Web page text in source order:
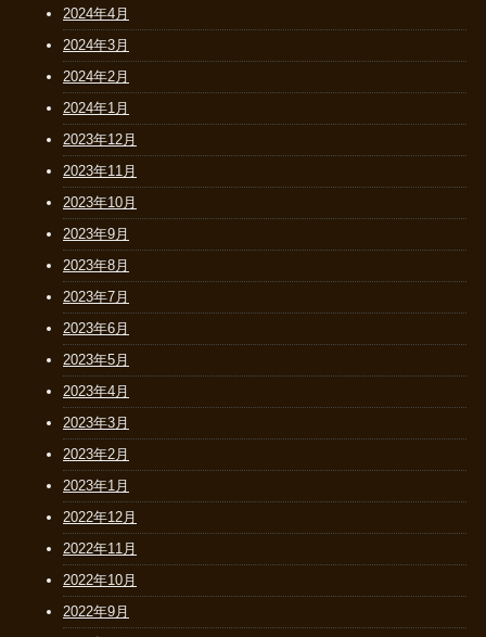
2024年4月
2024年3月
2024年2月
2024年1月
2023年12月
2023年11月
2023年10月
2023年9月
2023年8月
2023年7月
2023年6月
2023年5月
2023年4月
2023年3月
2023年2月
2023年1月
2022年12月
2022年11月
2022年10月
2022年9月